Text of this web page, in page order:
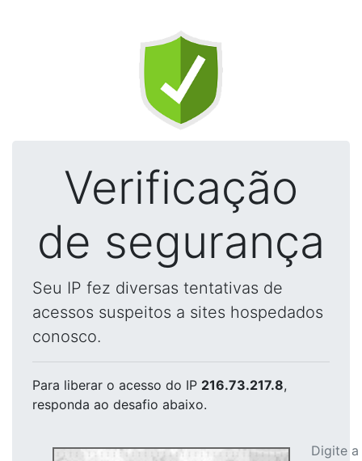
Verificação
de segurança
Seu IP fez diversas tentativas de
acessos suspeitos a sites hospedados
conosco.
Para liberar o acesso do IP 216.73.217.8,
responda ao desafio abaixo.
Digite